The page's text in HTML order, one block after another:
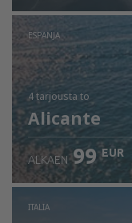
ESPANJA
4 tarjousta to
Alicante
ALKAEN 99 EUR
ITALIA